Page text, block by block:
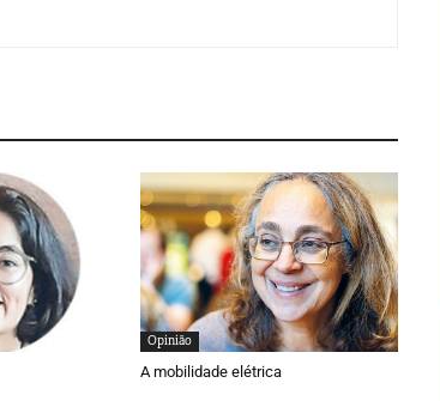
Opinião
A mobilidade elétrica